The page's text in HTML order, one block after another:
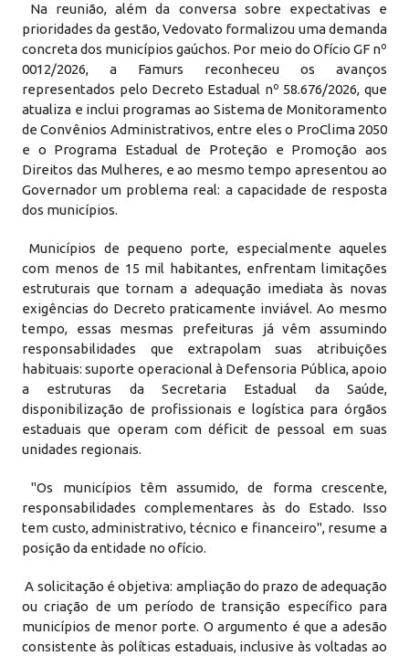
Na reunião, além da conversa sobre expectativas e
prioridades da gestão, Vedovato formalizou uma demanda
concreta dos municípios gaúchos. Por meio do Ofício GF nº
0012/2026, a Famurs reconheceu os avanços
representados pelo Decreto Estadual nº 58.676/2026, que
atualiza e inclui programas ao Sistema de Monitoramento
de Convênios Administrativos, entre eles o ProClima 2050
e o Programa Estadual de Proteção e Promoção aos
Direitos das Mulheres, e ao mesmo tempo apresentou ao
Governador um problema real: a capacidade de resposta
dos municípios.
Municípios de pequeno porte, especialmente aqueles
com menos de 15 mil habitantes, enfrentam limitações
estruturais que tornam a adequação imediata às novas
exigências do Decreto praticamente inviável. Ao mesmo
tempo, essas mesmas prefeituras já vêm assumindo
responsabilidades que extrapolam suas atribuições
habituais: suporte operacional à Defensoria Pública, apoio
a estruturas da Secretaria Estadual da Saúde,
disponibilização de profissionais e logística para órgãos
estaduais que operam com déficit de pessoal em suas
unidades regionais.
"Os municípios têm assumido, de forma crescente,
responsabilidades complementares às do Estado. Isso
tem custo, administrativo, técnico e financeiro", resume a
posição da entidade no ofício.
A solicitação é objetiva: ampliação do prazo de adequação
ou criação de um período de transição específico para
municípios de menor porte. O argumento é que a adesão
consistente às políticas estaduais, inclusive às voltadas ao